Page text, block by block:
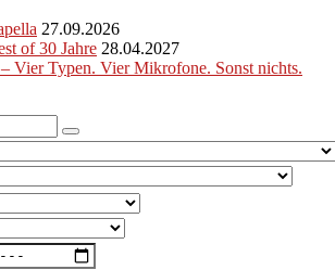
27.09.2026
of 30 Jahre 28.04.2027
Vier Typen. Vier Mikrofone. Sonst nichts.